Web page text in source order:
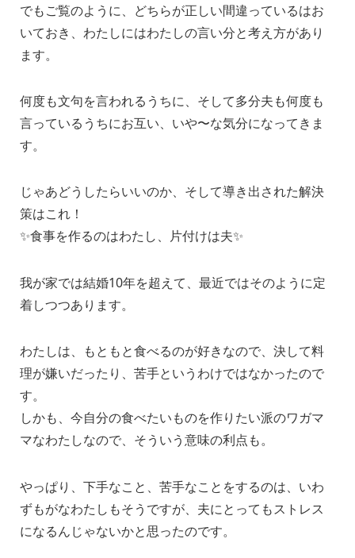
でもご覧のように、どちらが正しい間違っているはお
いておき、わたしにはわたしの言い分と考え方があり
ます。
何度も文句を言われるうちに、そして多分夫も何度も
言っているうちにお互い、いや〜な気分になってきま
す。
じゃあどうしたらいいのか、そして導き出された解決
策はこれ！
✨食事を作るのはわたし、片付けは夫✨
我が家では結婚10年を超えて、最近ではそのように定
着しつつあります。
わたしは、もともと食べるのが好きなので、決して料
理が嫌いだったり、苦手というわけではなかったので
す。
しかも、今自分の食べたいものを作りたい派のワガマ
マなわたしなので、そういう意味の利点も。
やっぱり、下手なこと、苦手なことをするのは、いわ
ずもがなわたしもそうですが、夫にとってもストレス
になるんじゃないかと思ったのです。